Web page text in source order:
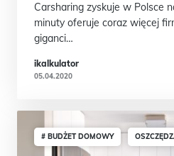
Carsharing zyskuje w Polsce
minuty oferuje coraz więcej
giganci…
ikalkulator
05.04.2020
# BUDŻET DOMOWY